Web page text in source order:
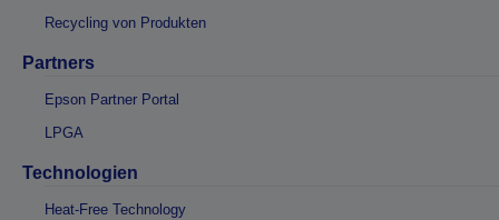
Recycling von Produkten
Partners
Epson Partner Portal
LPGA
Technologien
Heat-Free Technology